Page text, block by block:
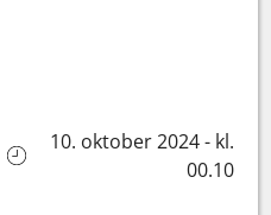
10. oktober 2024 - kl.
00.10